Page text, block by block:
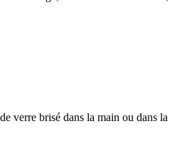
verre brisé dans la main ou dans la